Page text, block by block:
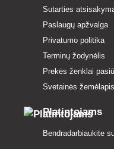
Sutarties
Paslaugų apžvalga
Privatumo politika
Terminų žodynėlis
Prekės ženklai
Svetainės žemėlapis
Platintojams
Bendradarbiaukite